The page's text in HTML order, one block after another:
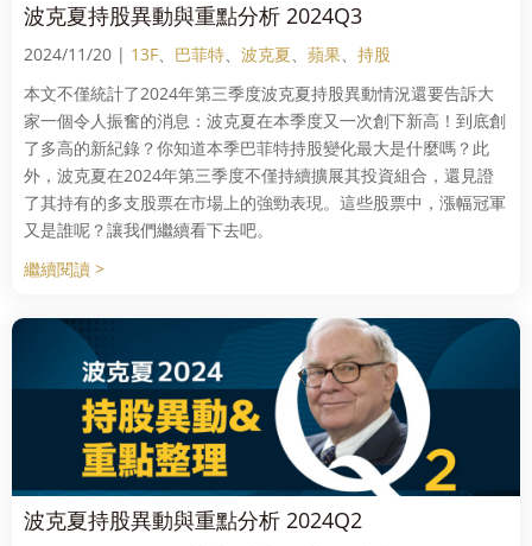
波克夏持股異動與重點分析 2024Q3
2024/11/20 | 13F、 巴菲特、 波克夏、 蘋果、 持股
本文不僅統計了2024年第三季度波克夏持股異動情況還要告訴大
家一個令人振奮的消息：波克夏在本季度又一次創下新高！到底創
了多高的新紀錄？你知道本季巴菲特持股變化最大是什麼嗎？此
外，波克夏在2024年第三季度不僅持續擴展其投資組合，還見證
了其持有的多支股票在市場上的強勁表現。這些股票中，漲幅冠軍
又是誰呢？讓我們繼續看下去吧。
繼續閱讀 >
波克夏持股異動與重點分析 2024Q2